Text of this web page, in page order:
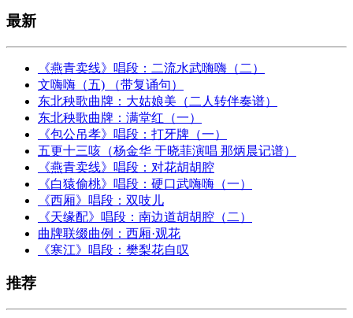
最新
《燕青卖线》唱段：二流水武嗨嗨（二）
文嗨嗨（五) （带复诵句）
东北秧歌曲牌：大姑娘美（二人转伴奏谱）
东北秧歌曲牌：满堂红（一）
《包公吊孝》唱段：打牙牌（一）
五更十三咳（杨金华 于晓菲演唱 那炳晨记谱）
《燕青卖线》唱段：对花胡胡腔
《白猿偷桃》唱段：硬口武嗨嗨（一）
《西厢》唱段：双吱儿
《天缘配》唱段：南边道胡胡腔（二）
曲牌联缀曲例：西厢·观花
《寒江》唱段：樊梨花自叹
推荐